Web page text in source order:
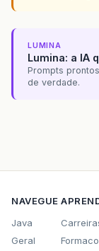
LUMINA
Lumina: a IA
Prompts
de verdade.
NAVEGUE
Java
Geral